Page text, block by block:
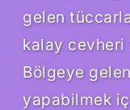
gelen
kalay
Bölgeye
yapabilmek